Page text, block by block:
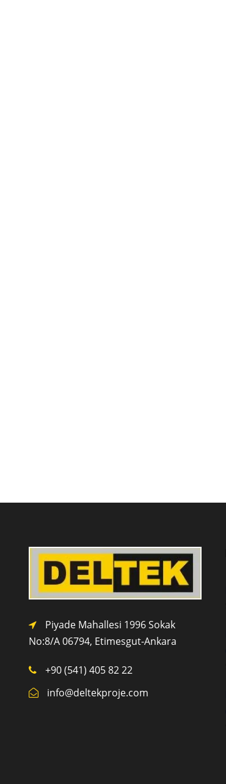
Piyade Mahallesi 1996 Sokak
No:8/A 06794, Etimesgut-Ankara
+90 (541) 405 82 22
info@deltekproje.com